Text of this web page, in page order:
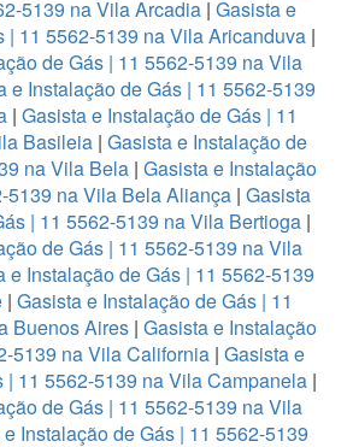
5139 na Vila Arcadia | Gasista e
| 11 5562-5139 na Vila Aricanduva |
de Gás | 11 5562-5139 na Vila
e Instalação de Gás | 11 5562-5139
| Gasista e Instalação de Gás | 11
Basileia| Gasista e Instalação de
na Vila Bela| Gasista e Instalação
5139 na Vila Bela Aliança| Gasista
| 11 5562-5139 na Vila Bertioga |
de Gás | 11 5562-5139 na Vila
e Instalação de Gás | 11 5562-5139
| Gasista e Instalação de Gás | 11
Buenos Aires| Gasista e Instalação
5139 na Vila California | Gasista e
| 11 5562-5139 na Vila Campanela |
de Gás | 11 5562-5139 na Vila
Instalação de Gás | 11 5562-5139